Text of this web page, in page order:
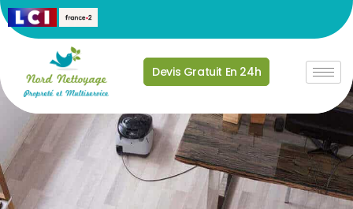
Devis Gratuit En 24h